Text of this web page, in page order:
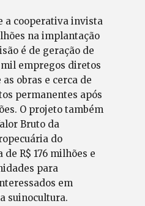
a cooperativa invista
na implantação
é de geração de
empregos diretos
obras e cerca de
permanentes após
O projeto também
Bruto da
do
R$ 176 milhões e
para
em
suinocultura.